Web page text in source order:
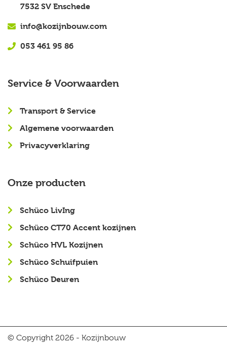
7532 SV Enschede
info@kozijnbouw.com
053 461 95 86
Service & Voorwaarden
Transport & Service
Algemene voorwaarden
Privacyverklaring
Onze producten
Schüco LivIng
Schüco CT70 Accent kozijnen
Schüco HVL Kozijnen
Schüco Schuifpuien
Schüco Deuren
© Copyright 2026 - Kozijnbouw